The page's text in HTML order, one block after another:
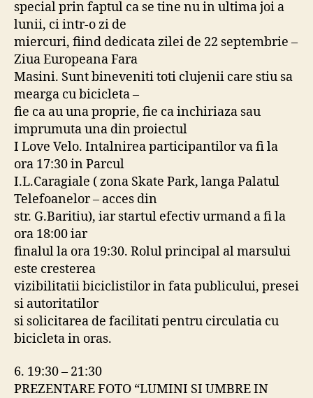
special prin faptul ca se tine nu in ultima joi a
lunii, ci intr-o zi de
miercuri, fiind dedicata zilei de 22 septembrie –
Ziua Europeana Fara
Masini. Sunt bineveniti toti clujenii care stiu sa
mearga cu bicicleta –
fie ca au una proprie, fie ca inchiriaza sau
imprumuta una din proiectul
I Love Velo. Intalnirea participantilor va fi la
ora 17:30 in Parcul
I.L.Caragiale ( zona Skate Park, langa Palatul
Telefoanelor – acces din
str. G.Baritiu), iar startul efectiv urmand a fi la
ora 18:00 iar
finalul la ora 19:30. Rolul principal al marsului
este cresterea
vizibilitatii biciclistilor in fata publicului, presei
si autoritatilor
si solicitarea de facilitati pentru circulatia cu
bicicleta in oras.
6. 19:30 – 21:30
PREZENTARE FOTO “LUMINI SI UMBRE IN